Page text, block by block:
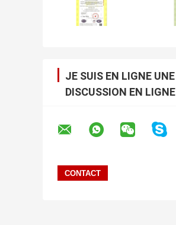
JE SUIS EN LIGNE UNE
DISCUSSION EN LIGNE